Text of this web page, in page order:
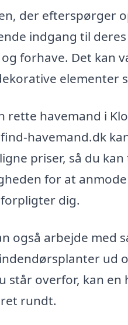
der efterspørger
indgang til
forhave. Det kan
elementer
rette havemand i
havemand.dk
priser, så du
for at
dig.
også arbejde
ud
står overfor, kan
rundt.